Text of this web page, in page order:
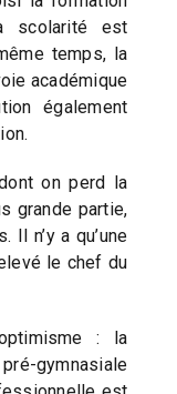
scolarité est
temps, la
académique
également
on perd la
grande partie,
n’y a qu’une
le chef du
: la
gymnasiale